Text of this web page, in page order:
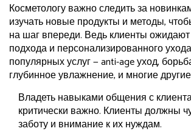
Косметологу важно следить за
изучать новые продукты и методы,
на шаг впереди. Ведь клиенты
подхода и персонализированного
популярных услуг — anti-age уход,
глубинное увлажнение, и многие
Владеть навыками общения с
критически важно. Клиенты должны
заботу и внимание к их нуждам.